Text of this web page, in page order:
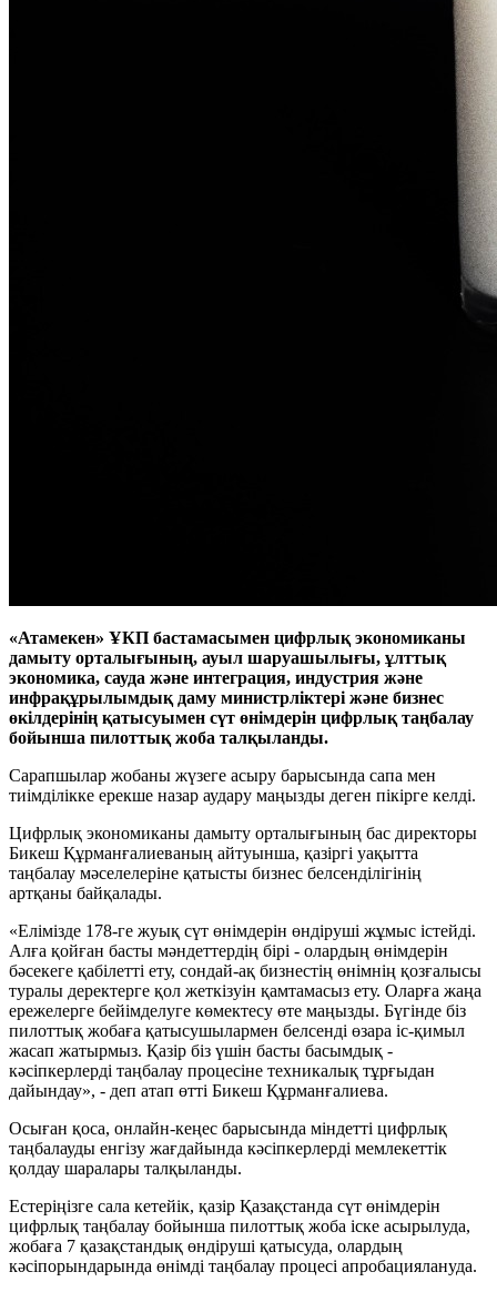
«Атамекен» ҰКП бастамасымен цифрлық экономиканы
дамыту орталығының, ауыл шаруашылығы, ұлттық
экономика, сауда және интеграция, индустрия және
инфрақұрылымдық даму министрліктері және бизнес
өкілдерінің қатысуымен сүт өнімдерін цифрлық таңбалау
бойынша пилоттық жоба талқыланды.
Сарапшылар жобаны жүзеге асыру барысында сапа мен
тиімділікке ерекше назар аудару маңызды деген пікірге келді.
Цифрлық экономиканы дамыту орталығының бас директоры
Бикеш Құрманғалиеваның айтуынша, қазіргі уақытта
таңбалау мәселелеріне қатысты бизнес белсенділігінің
артқаны байқалады.
«Елімізде 178-ге жуық сүт өнімдерін өндіруші жұмыс істейді.
Алға қойған басты мәндеттердің бірі - олардың өнімдерін
бәсекеге қабілетті ету, сондай-ақ бизнестің өнімнің қозғалысы
туралы деректерге қол жеткізуін қамтамасыз ету. Оларға жаңа
ережелерге бейімделуге көмектесу өте маңызды. Бүгінде біз
пилоттық жобаға қатысушылармен белсенді өзара іс-қимыл
жасап жатырмыз. Қазір біз үшін басты басымдық -
кәсіпкерлерді таңбалау процесіне техникалық тұрғыдан
дайындау», - деп атап өтті Бикеш Құрманғалиева.
Осыған қоса, онлайн-кеңес барысында міндетті цифрлық
таңбалауды енгізу жағдайында кәсіпкерлерді мемлекеттік
қолдау шаралары талқыланды.
Естеріңізге сала кетейік, қазір Қазақстанда сүт өнімдерін
цифрлық таңбалау бойынша пилоттық жоба іске асырылуда,
жобаға 7 қазақстандық өндіруші қатысуда, олардың
кәсіпорындарында өнімді таңбалау процесі апробациялануда.